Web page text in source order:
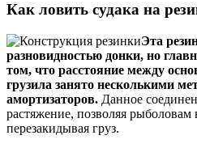
Как ловить судака на
Эта
разновидностью донки, но
том, что расстояние между
грузила занято несколькими
амортизаторов. Данное
растяжение, позволяя
перезакидывая груз.